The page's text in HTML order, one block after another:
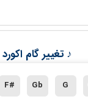
♪ تغییر گام
G
Gb
F#